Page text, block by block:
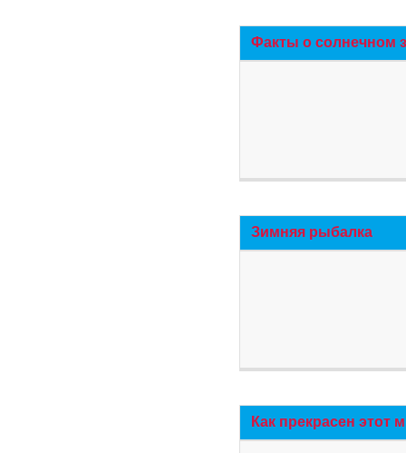
Факты о солнечном
Зимняя рыбалка
Как прекрасен этот